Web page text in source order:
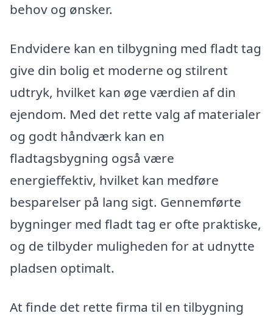
behov og ønsker.
Endvidere kan en tilbygning med fladt tag
give din bolig et moderne og stilrent
udtryk, hvilket kan øge værdien af din
ejendom. Med det rette valg af materialer
og godt håndværk kan en
fladtagsbygning også være
energieffektiv, hvilket kan medføre
besparelser på lang sigt. Gennemførte
bygninger med fladt tag er ofte praktiske,
og de tilbyder muligheden for at udnytte
pladsen optimalt.
At finde det rette firma til en tilbygning